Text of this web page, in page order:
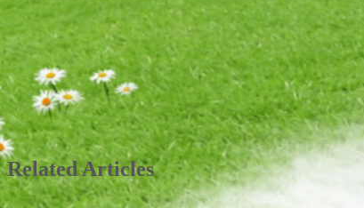
Related Articles